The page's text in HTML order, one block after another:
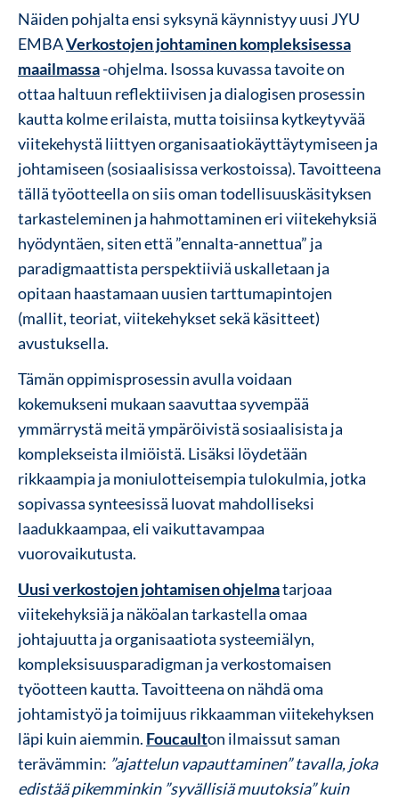
Näiden pohjalta ensi syksynä käynnistyy uusi JYU
EMBAVerkostojen johtaminen kompleksisessa
maailmassa-ohjelma. Isossa kuvassa tavoite on
ottaa haltuun reflektiivisen ja dialogisen prosessin
kautta kolme erilaista, mutta toisiinsa kytkeytyvää
viitekehystä liittyen organisaatiokäyttäytymiseen ja
johtamiseen (sosiaalisissa verkostoissa). Tavoitteena
tällä työotteella on siis oman todellisuuskäsityksen
tarkasteleminen ja hahmottaminen eri viitekehyksiä
hyödyntäen, siten että ”ennalta-annettua” ja
paradigmaattista perspektiiviä uskalletaan ja
opitaan haastamaan uusien tarttumapintojen
(mallit, teoriat, viitekehykset sekä käsitteet)
avustuksella.
Tämän oppimisprosessin avulla voidaan
kokemukseni mukaan saavuttaa syvempää
ymmärrystä meitä ympäröivistä sosiaalisista ja
komplekseista ilmiöistä. Lisäksi löydetään
rikkaampia ja moniulotteisempia tulokulmia, jotka
sopivassa synteesissä luovat mahdolliseksi
laadukkaampaa, eli vaikuttavampaa
vuorovaikutusta.
Uusi verkostojen johtamisen ohjelmatarjoaa
viitekehyksiä ja näköalan tarkastella omaa
johtajuutta ja organisaatiota systeemiälyn,
kompleksisuusparadigman ja verkostomaisen
työotteen kautta. Tavoitteena on nähdä oma
johtamistyö ja toimijuus rikkaamman viitekehyksen
läpi kuin aiemmin. Foucaulton ilmaissut saman
terävämmin: ”ajattelun vapauttaminen” tavalla, joka
edistää pikemminkin ”syvällisiä muutoksia” kuin